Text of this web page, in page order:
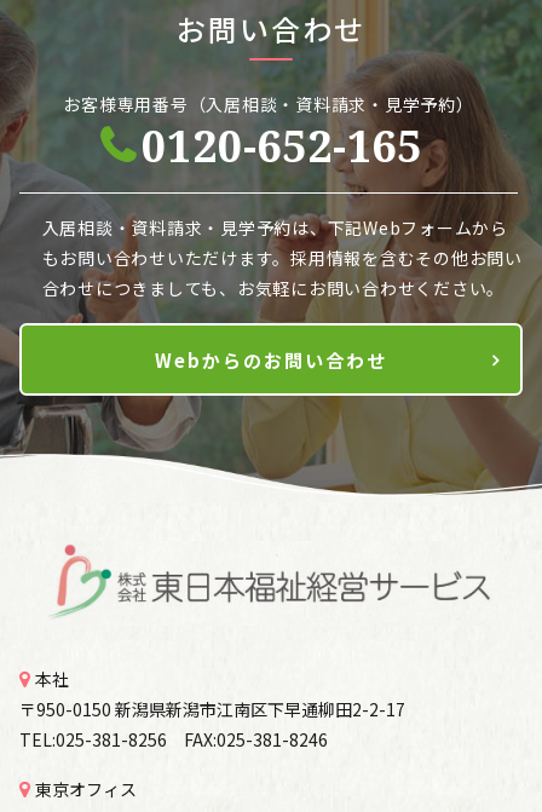
お問い合わせ
お客様専用番号（入居相談・資料請求・見学予約）
0120-652-165
入居相談・資料請求・見学予約は、下記Webフォームから
も お問い合わせいただけます。採用情報を含むその他お問い
合わせにつきましても、お気軽にお問い合わせください。
Webからのお問い合わせ
本社
〒950-0150 新潟県新潟市江南区下早通柳田2-2-17
TEL:025-381-8256 FAX:025-381-8246
東京オフィス